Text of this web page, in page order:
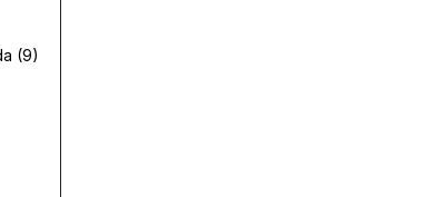
(9)